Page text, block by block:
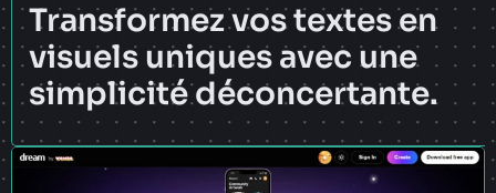
Transformez vos textes en
visuels uniques avec une
simplicité déconcertante.